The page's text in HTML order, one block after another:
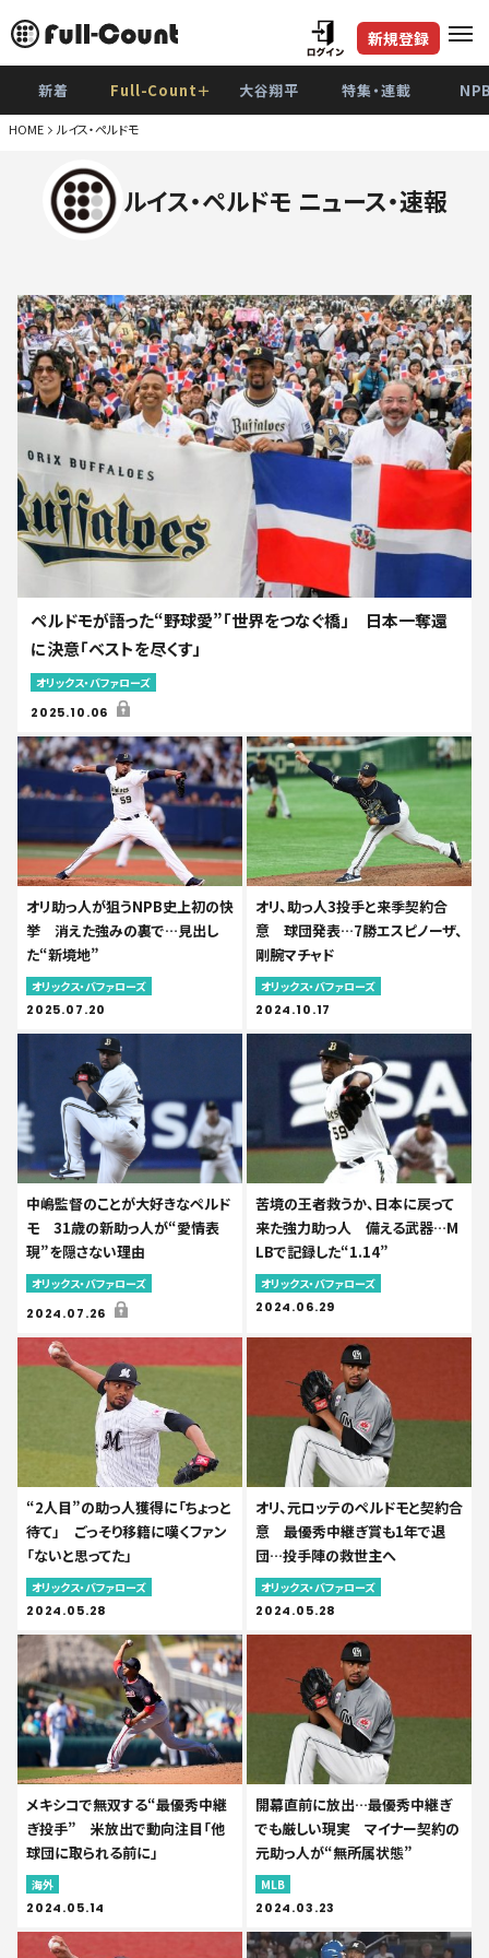
新規登録
新着 Full-Count＋ 大谷翔平 特集・連載
HOME ルイス・ペルドモ
ルイス・ペルドモ ニュース・速報
ペルドモが語った“野球愛”「世界をつなぐ橋」 日本一奪還
に決意「ベストを尽くす」
オリックス・バファローズ
2025.10.06
オリ助っ人が狙うNPB史上初の快
挙 消えた強みの裏で…見出し
た“新境地”
オリックス・バファローズ
2025.07.20
オリ、助っ人3投手と来季契約合
意 球団発表…7勝エスピノーザ、
剛腕マチャド
オリックス・バファローズ
2024.10.17
中嶋監督のことが大好きなペルド
モ 31歳の新助っ人が“愛情表
現”を隠さない理由
オリックス・バファローズ
2024.07.26
苦境の王者救うか、日本に戻って
来た強力助っ人 備える武器…M
LBで記録した“1.14”
オリックス・バファローズ
2024.06.29
“2人目”の助っ人獲得に「ちょっと
待て」 ごっそり移籍に嘆くファン
「ないと思ってた」
オリックス・バファローズ
2024.05.28
オリ、元ロッテのペルドモと契約合
意 最優秀中継ぎ賞も1年で退
団…投手陣の救世主へ
オリックス・バファローズ
2024.05.28
メキシコで無双する“最優秀中継
ぎ投手” 米放出で動向注目「他
球団に取られる前に」
海外
2024.05.14
開幕直前に放出…最優秀中継ぎ
でも厳しい現実 マイナー契約の
元助っ人が“無所属状態”
MLB
2024.03.23